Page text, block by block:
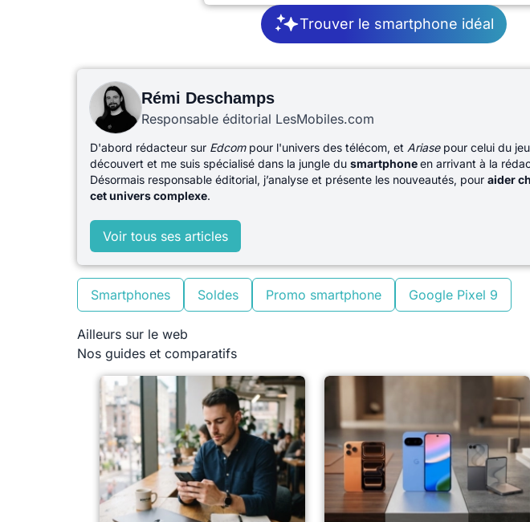
Trouver le smartphone idéal
Rémi Deschamps
Responsable éditorial LesMobiles.com
D'abord rédacteur sur Edcom pour l'univers des télécom, et Ariase pour celui du
découvert et me suis spécialisé dans la jungle du smartphoneen arrivant à la
Désormais responsable éditorial, j’analyse et présente les nouveautés, pour aider
cet univers complexe.
Voir tous ses articles
Smartphones Soldes Promo smartphone Google Pixel 9
Ailleurs sur le web
Nos guides et comparatifs